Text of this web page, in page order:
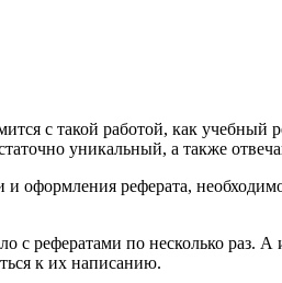
с такой работой, как
уникальный, а также
реферата,
с рефератами по несколько раз.
к их написанию.